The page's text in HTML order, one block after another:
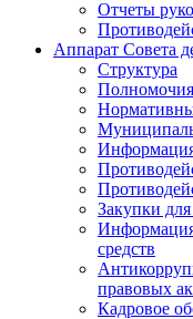
Отчеты
Аппарат Совета
Структура
Полномочия
Закупки
средств
правовых
Кадровое